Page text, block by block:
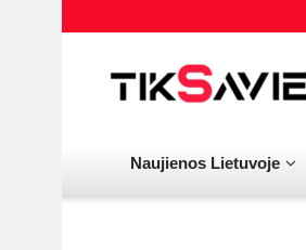
Naujienos Lietuvoje